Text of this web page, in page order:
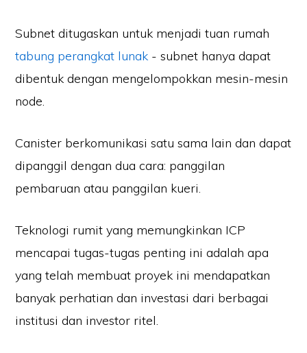
Subnet ditugaskan untuk menjadi tuan rumah
tabung perangkat lunak - subnet hanya dapat
dibentuk dengan mengelompokkan mesin-mesin
node.
Canister berkomunikasi satu sama lain dan dapat
dipanggil dengan dua cara: panggilan
pembaruan atau panggilan kueri.
Teknologi rumit yang memungkinkan ICP
mencapai tugas-tugas penting ini adalah apa
yang telah membuat proyek ini mendapatkan
banyak perhatian dan investasi dari berbagai
institusi dan investor ritel.